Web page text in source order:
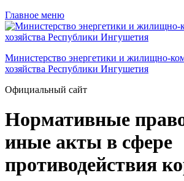
Главное меню
Министерство энергетики и жилищно-
хозяйства Республики Ингушетия
Официальный сайт
Нормативные
иные акты в сфере
противодействия